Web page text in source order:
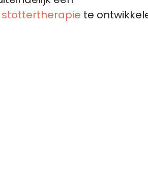
stottertherapie te